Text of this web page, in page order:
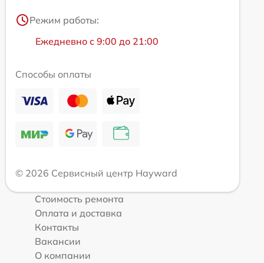
Режим работы:
Ежедневно с 9:00 до 21:00
Способы оплаты
© 2026 Сервисный центр Hayward
Стоимость ремонта
Оплата и доставка
Контакты
Вакансии
О компании